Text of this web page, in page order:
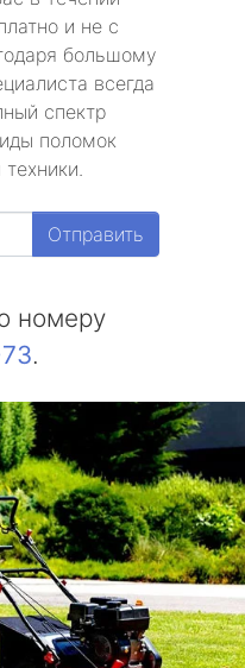
и не с
большому
всегда
спектр
поломок
Отправить
номеру
.